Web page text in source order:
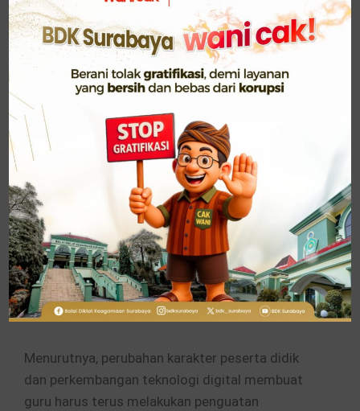
manfaatnya,” tambahnya.
Sementara itu, Kabid PAIS Kanwil Kemenag Jawa
Timur menyampaikan bahwa tantangan
pendidikan saat ini menuntut guru PAI untuk
terus meningkatkan kompetensi dan kemampuan
beradaptasi dengan perkembangan zaman.
Ia memaparkan bahwa jumlah guru PAI di Jawa
Timur mencapai sekitar 31 ribu guru dengan
jumlah peserta didik lebih dari 8 juta siswa.
“Bagaimana PAI ini tetap menjadi salah satu yang
paling utama di masing-masing sekolah dan juga
di masing-masing jenjang,” ujarnya.
Menurutnya, perubahan karakter peserta didik
dan perkembangan teknologi digital membuat
guru harus terus melakukan penguatan